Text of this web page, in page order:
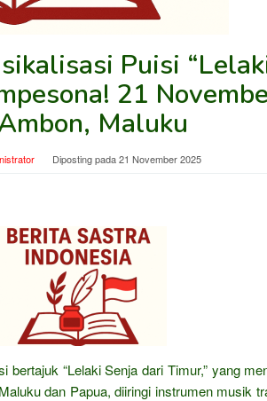
Puisi
21
Maluku
Diposting pada21 November 2025
bertajuk “Lelaki Senja dari Timur,” yang
dan Papua, diiringi instrumen musik